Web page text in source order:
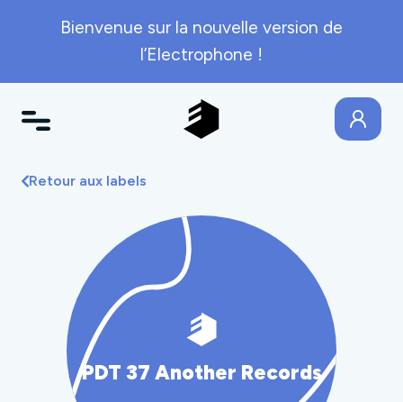
Bienvenue sur la nouvelle version de
l’Electrophone !
Retour aux labels
PDT 37 Another Records